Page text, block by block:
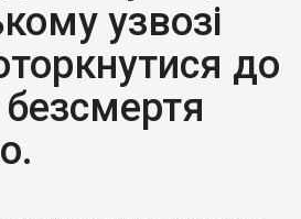
узвозі
до
безсмертя